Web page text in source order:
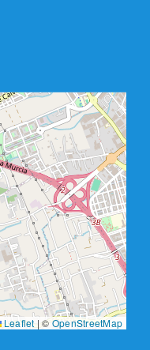
Leaflet |©OpenStreetMap